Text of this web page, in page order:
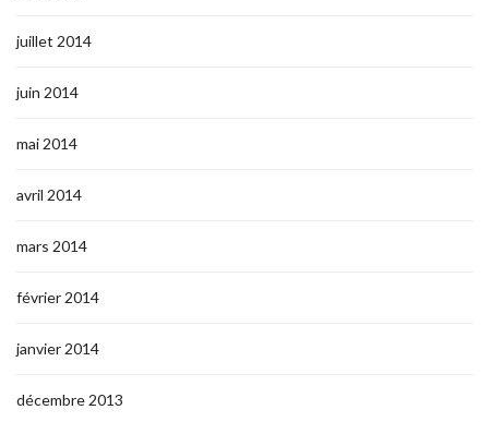
juillet 2014
juin 2014
mai 2014
avril 2014
mars 2014
février 2014
janvier 2014
décembre 2013